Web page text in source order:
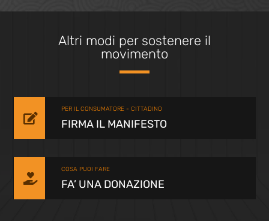
Altri modi per sostenere il
movimento

PER IL CONSUMATORE - CITTADINO
FIRMA IL MANIFESTO

COSA PUOI FARE
FA’ UNA DONAZIONE